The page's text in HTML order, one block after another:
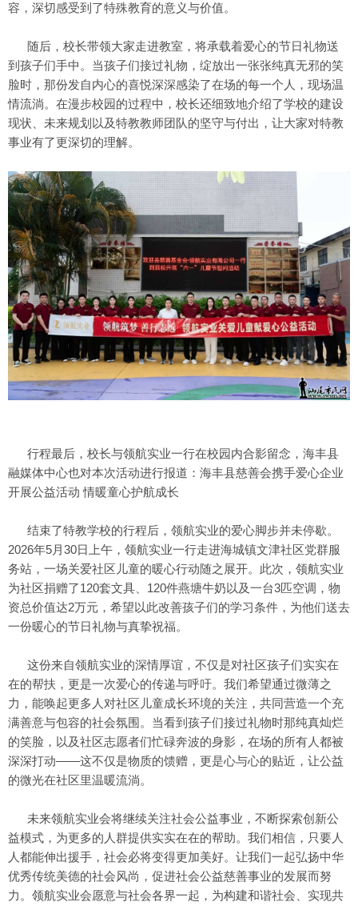
容，深切感受到了特殊教育的意义与价值。
随后，校长带领大家走进教室，将承载着爱心的节日礼物送
到孩子们手中。当孩子们接过礼物，绽放出一张张纯真无邪的笑
脸时，那份发自内心的喜悦深深感染了在场的每一个人，现场温
情流淌。在漫步校园的过程中，校长还细致地介绍了学校的建设
现状、未来规划以及特教教师团队的坚守与付出，让大家对特教
事业有了更深切的理解。
行程最后，校长与领航实业一行在校园内合影留念，海丰县
融媒体中心也对本次活动进行报道：海丰县慈善会携手爱心企业
开展公益活动 情暖童心护航成长
结束了特教学校的行程后，领航实业的爱心脚步并未停歇。
2026年5月30日上午，领航实业一行走进海城镇文津社区党群服
务站，一场关爱社区儿童的暖心行动随之展开。此次，领航实业
为社区捐赠了120套文具、120件燕塘牛奶以及一台3匹空调，物
资总价值达2万元，希望以此改善孩子们的学习条件，为他们送去
一份暖心的节日礼物与真挚祝福。
这份来自领航实业的深情厚谊，不仅是对社区孩子们实实在
在的帮扶，更是一次爱心的传递与呼吁。我们希望通过微薄之
力，能唤起更多人对社区儿童成长环境的关注，共同营造一个充
满善意与包容的社会氛围。当看到孩子们接过礼物时那纯真灿烂
的笑脸，以及社区志愿者们忙碌奔波的身影，在场的所有人都被
深深打动——这不仅是物质的馈赠，更是心与心的贴近，让公益
的微光在社区里温暖流淌。
未来领航实业会将继续关注社会公益事业，不断探索创新公
益模式，为更多的人群提供实实在在的帮助。我们相信，只要人
人都能伸出援手，社会必将变得更加美好。让我们一起弘扬中华
优秀传统美德的社会风尚，促进社会公益慈善事业的发展而努
力。领航实业会愿意与社会各界一起，为构建和谐社会、实现共